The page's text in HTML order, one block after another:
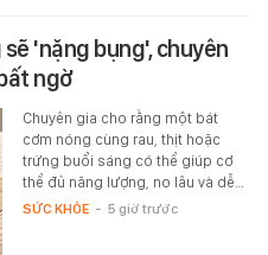
'nặng bụng', chuyên
ngờ
Chuyên gia cho rằng một bát
cơm nóng cùng rau, thịt hoặc
trứng buổi sáng có thể giúp cơ
thể đủ năng lượng, no lâu và dễ…
SỨC KHỎE - 5 giờ trước